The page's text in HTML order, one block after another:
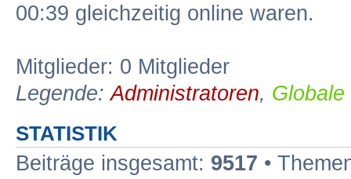
00:39 gleichzeitig online waren.
Mitglieder: 0 Mitglieder
Legende:Administratoren,
STATISTIK
Beiträge insgesamt: 9517 •